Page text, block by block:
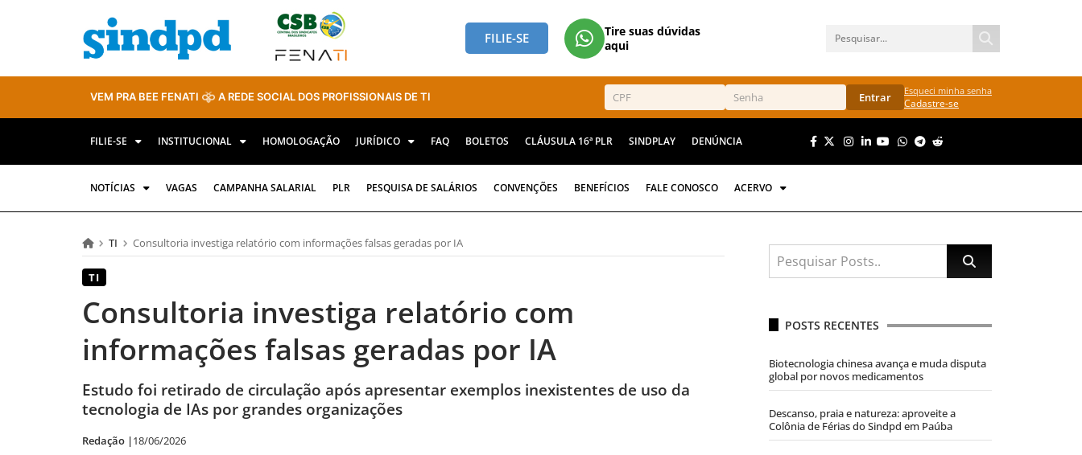
FILIE-SE
Tire suas dúvidas
aqui
VEM PRA BEE FENATI A REDE SOCIAL DOS PROFISSIONAIS DE TI Entrar Esqueci minha senha
Cadastre-se
FILIE-SE INSTITUCIONAL HOMOLOGAÇÃO JURÍDICO FAQ BOLETOS CLÁUSULA 16ª PLR SINDPLAY DENÚNCIA
NOTÍCIAS VAGAS CAMPANHA SALARIAL PLR PESQUISA DE SALÁRIOS CONVENÇÕES BENEFÍCIOS FALE CONOSCO ACERVO
TI Consultoria investiga relatório com informações falsas geradas por IA
TI
Consultoria investiga relatório com
informações falsas geradas por IA
Estudo foi retirado de circulação após apresentar exemplos inexistentes de uso da
tecnologia de IAs por grandes organizações
Redação |18/06/2026
POSTS RECENTES
Biotecnologia chinesa avança e muda disputa
global por novos medicamentos
Descanso, praia e natureza: aproveite a
Colônia de Férias do Sindpd em Paúba